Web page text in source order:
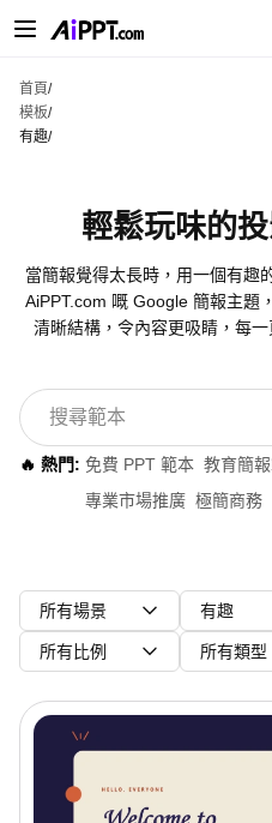
首頁/
模板/
有趣/
輕鬆玩味的
當簡報覺得太長時，用一個有趣
AiPPT.com 嘅 Google 簡報主題
清晰結構，令內容更吸睛，每
🔥 熱門: 免費 PPT 範本 教育簡
專業市場推廣 極簡商務
所有場景 有趣
所有比例 所有類型